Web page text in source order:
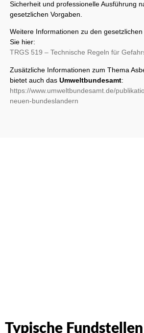
Sicherheit und professionelle Ausführung
gesetzlichen Vorgaben.
Weitere Informationen zu den
Sie hier:
TRGS 519 – Technische Regeln für
Zusätzliche Informationen zum Thema
bietet auch das Umweltbundesamt:
https://www.umweltbundesamt.de/
neuen-bundeslandern
Typische